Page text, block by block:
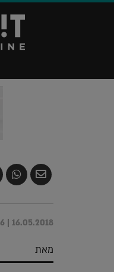
שלח
בדוארב-
16.05.2018 | 14:46
מאת